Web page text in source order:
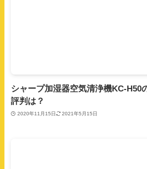
シャープ加湿器空気清浄機KC-H50
評判は？
2020年11月15日 2021年5月15日